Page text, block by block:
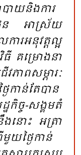
ាយ​និង​ការ​
ន អា​ស្រ័យ​
រ​អនុ​វត្ត​ល្អ​
គម្រោង​នា​
ភាព​សម្ភារៈ​
កាន់​តែ​បាន​
កិច្ច​-សង្គម​តំ​
នោះ​ អត្រា​
យ​ថ្ងៃ​កាន់​